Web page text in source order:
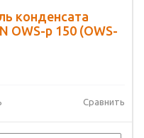
конденсата
OWS-p 150 (OWS-
Сравнить